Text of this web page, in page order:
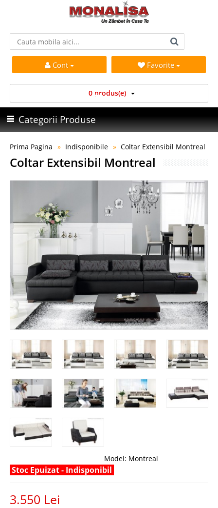
Cont Favorite
0 produs(e)
Categorii Produse
Prima Pagina Indisponibile Coltar Extensibil Montreal
Coltar Extensibil Montreal
Model: Montreal
Stoc Epuizat - Indisponibil
3.550 Lei